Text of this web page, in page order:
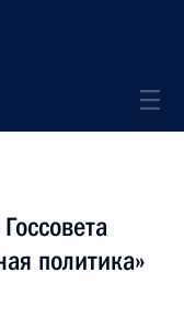
политика»